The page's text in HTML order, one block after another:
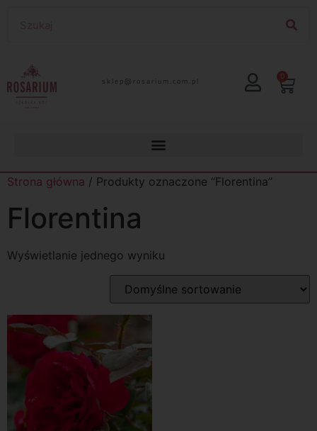
lp.moc.muirasor@pelks 0
Strona główna / Produkty oznaczone “Florentina”
Florentina
Wyświetlanie jednego wyniku